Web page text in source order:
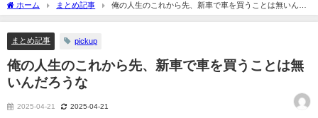
ホーム まとめ記事
俺の人生のこれから先、新車で車を買うことは無いんだ
ろうな
まとめ記事 pickup
俺の人生のこれから先、新車で車を買うことは無
いんだろうな
2025-04-21 2025-04-21